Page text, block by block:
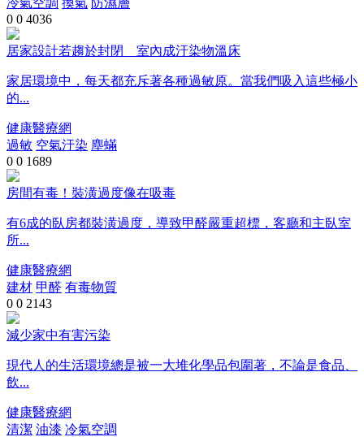
0 0 4036
居家設計若趨於封閉 室內成汙染物溫床
家居環境中，每天都充斥著各種過敏原。當我們吸入這些極小
的...
健康醫療網
過敏 空氣汙染 塵蟎
0 0 1689
房間有毒！裝潢過度像在吸毒
有6成的臥房都裝潢過度，導致甲醛嚴重超標，客廳和主臥室
所...
健康醫療網
建材 甲醛 有毒物質
0 0 2143
減少家中有害污染
現代人的生活環境總是被一大堆化學品包圍著，不論是食品、
飲...
健康醫療網
清潔 油漆 冷氣空調